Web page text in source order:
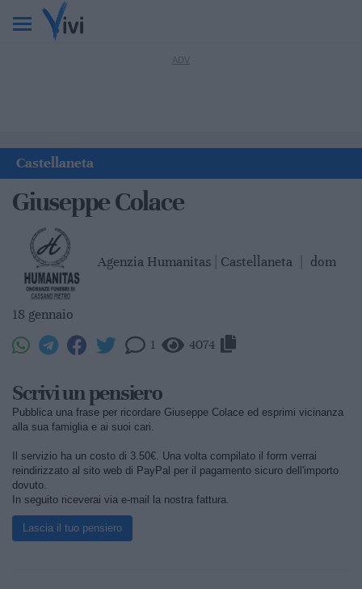
Castellaneta
Giuseppe Colace
Agenzia Humanitas | Castellaneta dom
18 gennaio
1 4074
Scrivi un pensiero
Pubblica una frase per ricordare Giuseppe Colace ed esprimi vicinanza
alla sua famiglia e ai suoi cari.
Il servizio ha un costo di 3.50€. Una volta compilato il form verrai
reindirizzato al sito web di PayPal per il pagamento sicuro dell'importo
dovuto.
In seguito riceverai via e-mail la nostra fattura.
Lascia il tuo pensiero